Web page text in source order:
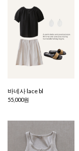
바네사 lace bl
55,000원